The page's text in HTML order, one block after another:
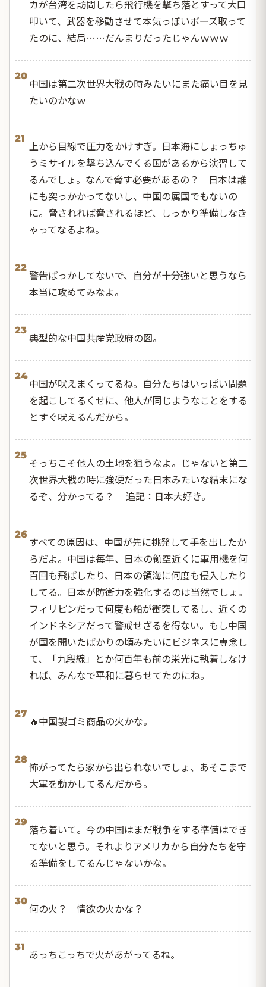
カが台湾を訪問したら飛行機を撃ち落とすって大口
叩いて、武器を移動させて本気っぽいポーズ取って
たのに、結局……だんまりだったじゃんｗｗｗ
20
中国は第二次世界大戦の時みたいにまた痛い目を見
たいのかなｗ
21
上から目線で圧力をかけすぎ。日本海にしょっちゅ
うミサイルを撃ち込んでくる国があるから演習して
るんでしょ。なんで脅す必要があるの？ 日本は誰
にも突っかかってないし、中国の属国でもないの
に。脅されれば脅されるほど、しっかり準備しなき
ゃってなるよね。
22
警告ばっかしてないで、自分が十分強いと思うなら
本当に攻めてみなよ。
23
典型的な中国共産党政府の図。
24
中国が吠えまくってるね。自分たちはいっぱい問題
を起こしてるくせに、他人が同じようなことをする
とすぐ吠えるんだから。
25
そっちこそ他人の土地を狙うなよ。じゃないと第二
次世界大戦の時に強硬だった日本みたいな結末にな
るぞ、分かってる？ 追記：日本大好き。
26
すべての原因は、中国が先に挑発して手を出したか
らだよ。中国は毎年、日本の領空近くに軍用機を何
百回も飛ばしたり、日本の領海に何度も侵入したり
してる。日本が防衛力を強化するのは当然でしょ。
フィリピンだって何度も船が衝突してるし、近くの
インドネシアだって警戒せざるを得ない。もし中国
が国を開いたばかりの頃みたいにビジネスに専念し
て、「九段線」とか何百年も前の栄光に執着しなけ
れば、みんなで平和に暮らせてたのにね。
27
🔥中国製ゴミ商品の火かな。
28
怖がってたら家から出られないでしょ、あそこまで
大軍を動かしてるんだから。
29
落ち着いて。今の中国はまだ戦争をする準備はでき
てないと思う。それよりアメリカから自分たちを守
る準備をしてるんじゃないかな。
30
何の火？ 情欲の火かな？
31
あっちこっちで火があがってるね。